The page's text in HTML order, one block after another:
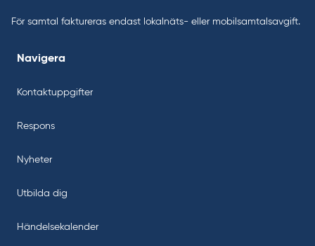
För samtal faktureras endast lokalnäts- eller mobilsamtalsavgift.
Navigera
Kontaktuppgifter
Respons
Nyheter
Utbilda dig
Händelsekalender